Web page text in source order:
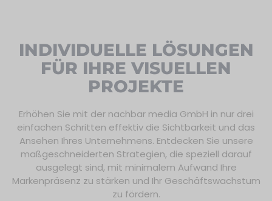
INDIVIDUELLE LÖSUNGEN
FÜR IHRE VISUELLEN
PROJEKTE
Erhöhen Sie mit der nachbar media GmbH in nur drei
einfachen Schritten effektiv die Sichtbarkeit und das
Ansehen Ihres Unternehmens. Entdecken Sie unsere
maßgeschneiderten Strategien, die speziell darauf
ausgelegt sind, mit minimalem Aufwand Ihre
Markenpräsenz zu stärken und Ihr Geschäftswachstum
zu fördern.